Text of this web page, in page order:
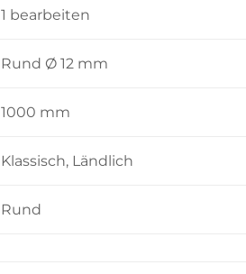
1 bearbeiten
Rund Ø 12 mm
1000 mm
Klassisch, Ländlich
Rund